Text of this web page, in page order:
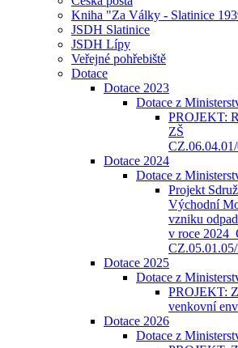
Kniha "Za Války - Slatinice
JSDH Slatinice
JSDH Lípy
Veřejné pohřebiště
Dotace
Dotace 2023
Dotace z
PROJEKT:
ZŠ
Dotace 2024
Dotace z
Projekt
Východní
vzniku
v roce
Dotace 2025
Dotace z
PROJEKT:
venkovní
Dotace 2026
Dotace z